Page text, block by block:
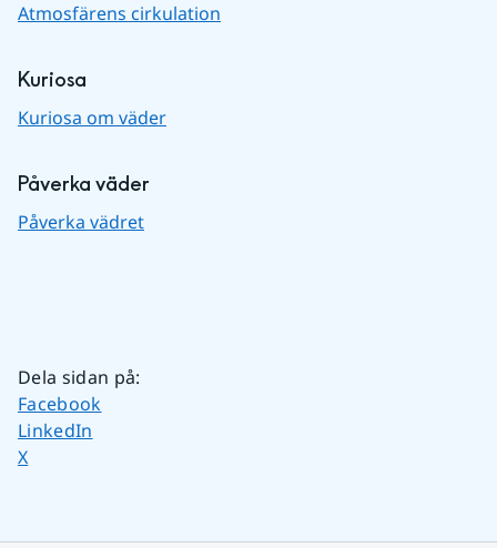
Atmosfärens cirkulation
Kuriosa
Kuriosa om väder
Påverka väder
Påverka vädret
Dela sidan på:
Dela sidan på
Facebook
Dela sidan på
LinkedIn
Dela sidan på
X